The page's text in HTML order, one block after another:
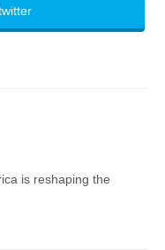
is reshaping the